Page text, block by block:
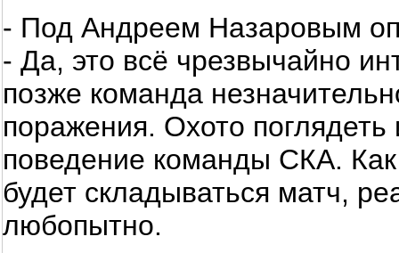
- Под Андреем Назаровым
- Да, это всё чрезвычайно
позже команда
поражения. Охото
поведение команды СКА.
будет складываться матч,
любопытно.